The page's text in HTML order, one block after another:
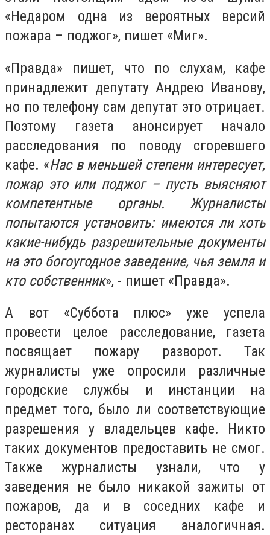
«Недаром одна из вероятных версий
пожара – поджог», пишет «Миг».
«Правда» пишет, что по слухам, кафе
принадлежит депутату Андрею Иванову,
но по телефону сам депутат это отрицает.
Поэтому газета анонсирует начало
расследования по поводу сгоревшего
кафе. «Нас в меньшей степени интересует,
пожар это или поджог – пусть выясняют
компетентные органы. Журналисты
попытаются установить: имеются ли хоть
какие-нибудь разрешительные документы
на это богоугодное заведение, чья земля и
кто собственник», - пишет «Правда».
А вот «Суббота плюс» уже успела
провести целое расследование, газета
посвящает пожару разворот. Так
журналисты уже опросили различные
городские службы и инстанции на
предмет того, было ли соответствующие
разрешения у владельцев кафе. Никто
таких документов предоставить не смог.
Также журналисты узнали, что у
заведения не было никакой зажиты от
пожаров, да и в соседних кафе и
ресторанах ситуация аналогичная.